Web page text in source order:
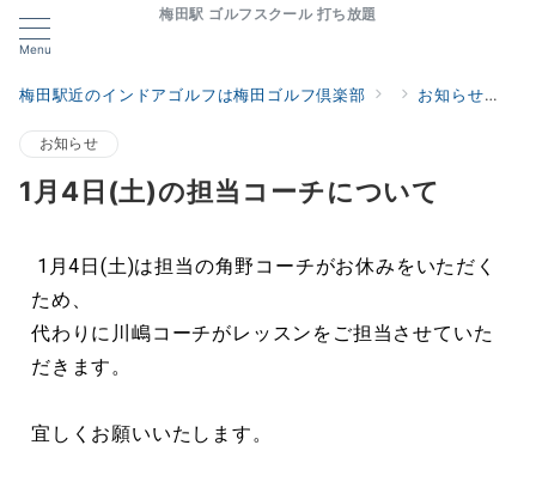
Menu
梅田駅 ゴルフスクール 打ち放題
梅田駅近のインドアゴルフは梅田ゴルフ倶楽部 お知らせ
お知らせ
1月4日(土)の担当コーチについて
1月4日(土)は担当の角野コーチがお休みをいただく
ため、
代わりに川嶋コーチがレッスンをご担当させていた
だきます。
宜しくお願いいたします。